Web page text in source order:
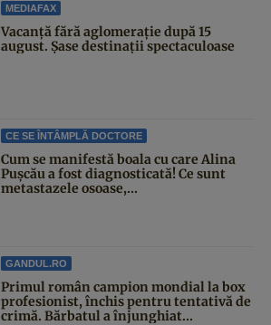
MEDIAFAX
Vacanță fără aglomerație după 15
august. Șase destinații spectaculoase
CE SE ÎNTÂMPLĂ DOCTORE
Cum se manifestă boala cu care Alina
Pușcău a fost diagnosticată! Ce sunt
metastazele osoase,...
GANDUL.RO
Primul român campion mondial la box
profesionist, închis pentru tentativă de
crimă. Bărbatul a înjunghiat...